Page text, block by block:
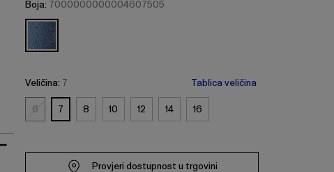
Boja: 7000000000004607505
Veličina: 7 Tablica veličina
66 7 8 10 12 14 16
Provjeri dostupnost u trgovini